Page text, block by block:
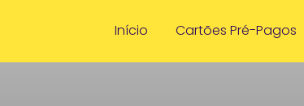
Início Cartões Pré-Pagos